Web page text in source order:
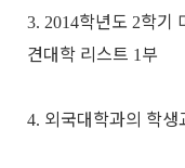
3. 2014학년도 2학기
견대학 리스트 1 부
4. 외국대학과의 학